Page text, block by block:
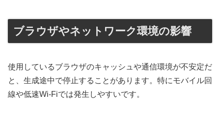
ブラウザやネットワーク環境の影響
使用しているブラウザのキャッシュや通信環境が不安定だ
と、生成途中で停止することがあります。特にモバイル回
線や低速Wi-Fiでは発生しやすいです。